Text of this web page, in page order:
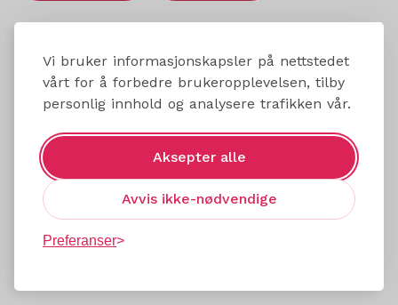
Vi bruker informasjonskapsler på nettstedet
vårt for å forbedre brukeropplevelsen, tilby
personlig innhold og analysere trafikken vår.
Aksepter alle
Avvis ikke-nødvendige
Preferanser